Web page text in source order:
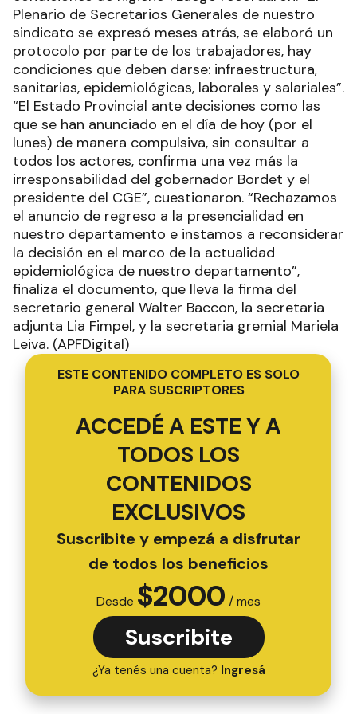
Plenario de Secretarios Generales de nuestro
sindicato se expresó meses atrás, se elaboró un
protocolo por parte de los trabajadores, hay
condiciones que deben darse: infraestructura,
sanitarias, epidemiológicas, laborales y salariales”.
“El Estado Provincial ante decisiones como las
que se han anunciado en el día de hoy (por el
lunes) de manera compulsiva, sin consultar a
todos los actores, confirma una vez más la
irresponsabilidad del gobernador Bordet y el
presidente del CGE”, cuestionaron. “Rechazamos
el anuncio de regreso a la presencialidad en
nuestro departamento e instamos a reconsiderar
la decisión en el marco de la actualidad
epidemiológica de nuestro departamento”,
finaliza el documento, que lleva la firma del
secretario general Walter Baccon, la secretaria
adjunta Lia Fimpel, y la secretaria gremial Mariela
Leiva. (APFDigital)
ESTE CONTENIDO COMPLETO ES SOLO
PARA SUSCRIPTORES
ACCEDÉ A ESTE Y A
TODOS LOS
CONTENIDOS
EXCLUSIVOS
Suscribite y empezá a disfrutar
de todos los beneficios
Desde $2000 / mes
Suscribite
¿Ya tenés una cuenta? Ingresá